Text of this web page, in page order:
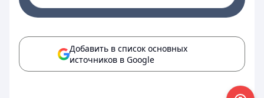
Добавить в список основных
источников в Google